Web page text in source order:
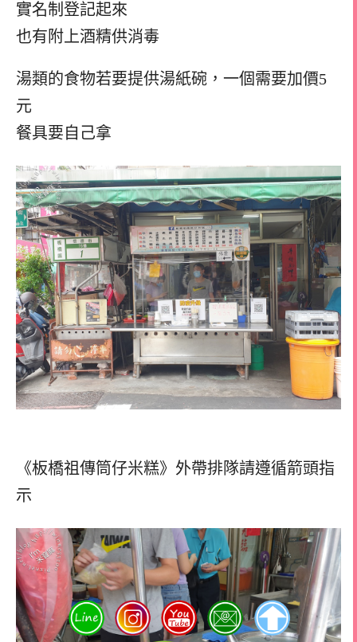
實名制登記起來
也有附上酒精供消毒
湯類的食物若要提供湯紙碗，一個需要加價5
元
餐具要自己拿
《板橋祖傳筒仔米糕》外帶排隊請遵循箭頭指
示